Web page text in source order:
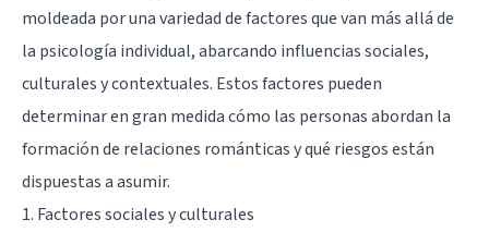
moldeada por una variedad de factores que van más allá de
la psicología individual, abarcando influencias sociales,
culturales y contextuales. Estos factores pueden
determinar en gran medida cómo las personas abordan la
formación de relaciones románticas y qué riesgos están
dispuestas a asumir.
1. Factores sociales y culturales